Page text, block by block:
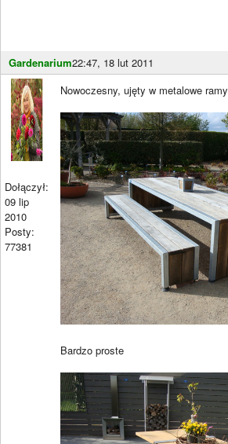
Gardenarium22:47, 18 lut 2011
Dołączył:
09 lip
2010
Posty:
77381
Nowoczesny, ujęty w metalowe ramy
Bardzo proste